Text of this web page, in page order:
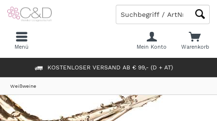
KOSTENLOSER VERSAND AB € 99,- (D + AT)
Warenkorb
Mein Konto
Menü
Weißweine